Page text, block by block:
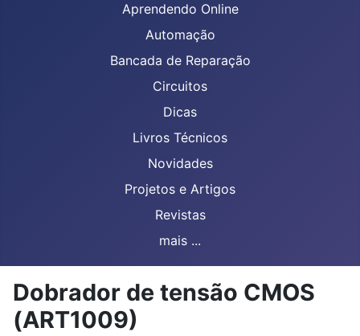
Aprendendo Online
Automação
Bancada de Reparação
Circuitos
Dicas
Livros Técnicos
Novidades
Projetos e Artigos
Revistas
mais ...
Dobrador de tensão CMOS
(ART1009)